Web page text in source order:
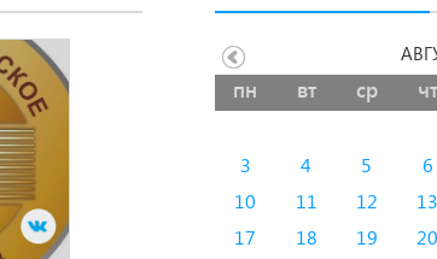
пн вт ср чт
3
4 5 6
10
11 12 13
17
18 19 20